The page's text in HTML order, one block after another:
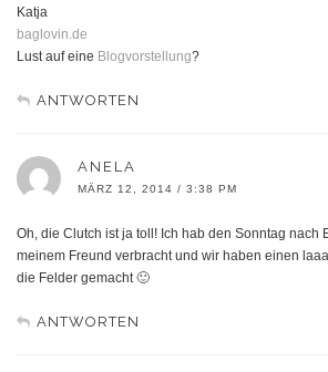
Katja
baglovin.de
Lust auf eine Blogvorstellung?
ANTWORTEN
ANELA
MÄRZ 12, 2014 / 3:38 PM
Oh, die Clutch ist ja toll! Ich hab den Sonntag nach
meinem Freund verbracht und wir haben einen
die Felder gemacht 🙂
ANTWORTEN